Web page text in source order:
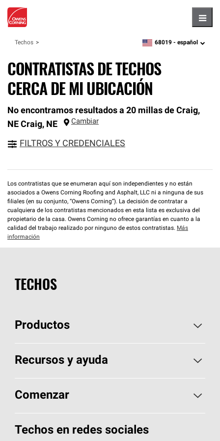
Techos zipcode, language
68019 - español
CONTRATISTAS DE TECHOS
CERCA DE MI UBICACIÓN
No encontramos resultados a 20 millas de Craig,
NE Craig, NE Cambiar
FILTROS Y CREDENCIALES
Los contratistas que se enumeran aquí son independientes y no están
asociados a Owens Corning Roofing and Asphalt, LLC ni a ninguna de sus
filiales (en su conjunto, “Owens Corning”). La decisión de contratar a
cualquiera de los contratistas mencionados en esta lista es exclusiva del
propietario de la casa. Owens Corning no ofrece garantías en cuanto a la
calidad del trabajo realizado por ninguno de estos contratistas. Más
información
TECHOS
Productos
Elija sus tejas
Encuentre un contratista
Componentes para techos
Recursos y ayuda
Aspectos básicos sobre techos
Herramientas de diseño y color
Comenzar
Llame al 1-800-GET-PINK®
Techos en redes sociales